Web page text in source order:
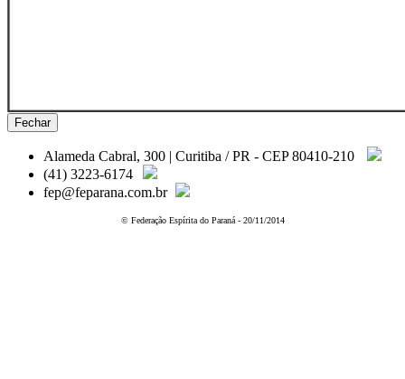
Fechar
Alameda Cabral, 300 | Curitiba / PR - CEP 80410-210
(41) 3223-6174
fep@feparana.com.br
© Federação Espírita do Paraná - 20/11/2014